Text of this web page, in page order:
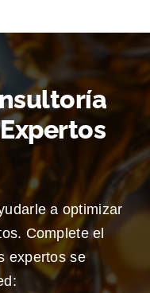
a optimizar
Complete el
expertos se